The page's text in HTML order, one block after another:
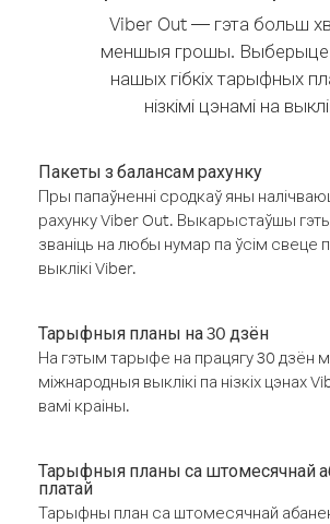
Viber Out — гэта больш
меншыя грошы. Выберыце
нашых гібкіх тарыфных
нізкімі цэнамі на
Пакеты з балансам рахунку
Пры папаўненні сродкаў яны
рахунку Viber Out. Выкарыстаўшы
званіць на любы нумар па ўсім свеце
выклікі Viber.
Тарыфныя планы на 30 дзён
На гэтым тарыфе на працягу 30 дзён
міжнародныя выклікі па нізкіх цэнах
вамі краіны.
Тарыфныя планы са штомесячнай
платай
Тарыфны план са штомесячнай